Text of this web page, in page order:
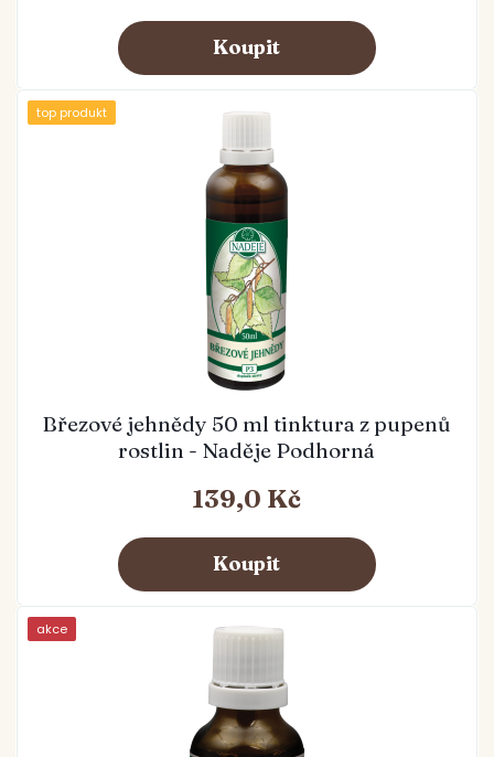
Březové jehnědy 50 ml tinktura z pupenů
rostlin - Naděje Podhorná
139,0 Kč
top produkt
akce